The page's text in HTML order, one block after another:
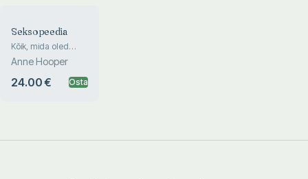
Seksopeedia
Kõik, mida oled
tahtnud teada
Anne Hooper
24.00 € Osta